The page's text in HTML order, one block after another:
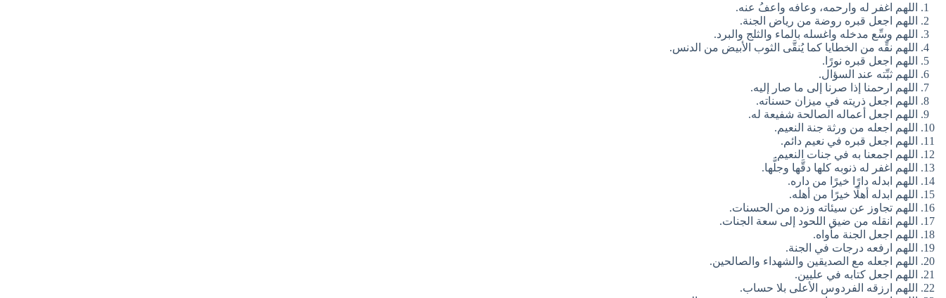
اللهم اغفر له وارحمه، وعافه واعفُ عنه.
اللهم اجعل قبره روضة من رياض الجنة.
اللهم وسِّع مدخله واغسله بالماء والثلج والبرد.
اللهم نقِّه من الخطايا كما يُنقَّى الثوب الأبيض من الدنس.
اللهم اجعل قبره نورًا.
اللهم ثبِّته عند السؤال.
اللهم ارحمنا إذا صرنا إلى ما صار إليه.
اللهم اجعل ذريته في ميزان حسناته.
اللهم اجعل أعماله الصالحة شفيعة له.
اللهم اجعله من ورثة جنة النعيم.
اللهم اجعل قبره في نعيم دائم.
اللهم اجمعنا به في جنات النعيم.
اللهم اغفر له ذنوبه كلها دقَّها وجلَّها.
اللهم ابدله دارًا خيرًا من داره.
اللهم ابدله أهلًا خيرًا من أهله.
اللهم تجاوز عن سيئاته وزده من الحسنات.
اللهم انقله من ضيق اللحود إلى سعة الجنات.
اللهم اجعل الجنة مأواه.
اللهم ارفعه درجات في الجنة.
اللهم اجعله مع الصديقين والشهداء والصالحين.
اللهم اجعل كتابه في عليين.
اللهم ارزقه الفردوس الأعلى بلا حساب.